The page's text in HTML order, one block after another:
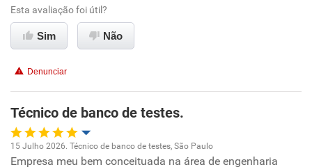
Benefícios
Recomenda esta empresa
Recomenda a diretoria
Esta avaliação foi útil?
Sim Não
Denunciar
Técnico de banco de testes.
Oportunidade de promoção
15 Julho 2026. Técnico de banco de testes, São Paulo
Empresa meu bem conceituada na área de engenharia